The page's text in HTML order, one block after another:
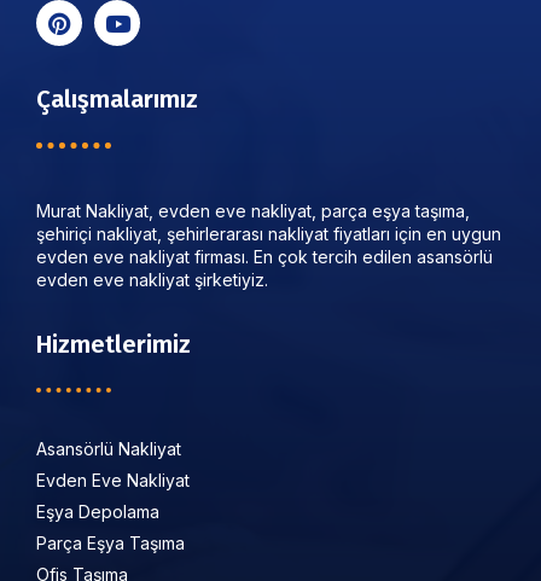
Çalışmalarımız
Murat Nakliyat, evden eve nakliyat, parça eşya taşıma,
şehiriçi nakliyat, şehirlerarası nakliyat fiyatları için en uygun
evden eve nakliyat firması. En çok tercih edilen asansörlü
evden eve nakliyat şirketiyiz.
Hizmetlerimiz
Asansörlü Nakliyat
Evden Eve Nakliyat
Eşya Depolama
Parça Eşya Taşıma
Ofis Taşıma